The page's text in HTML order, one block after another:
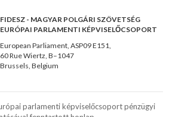
FIDESZ - MAGYAR POLGÁRI SZÖVETSÉG
EURÓPAI PARLAMENTI KÉPVISELŐCSOPORT
European Parliament, ASP09 E151,
60 Rue Wiertz, B–1047
Brussels, Belgium
parlamenti képviselőcsoport pénzügyi